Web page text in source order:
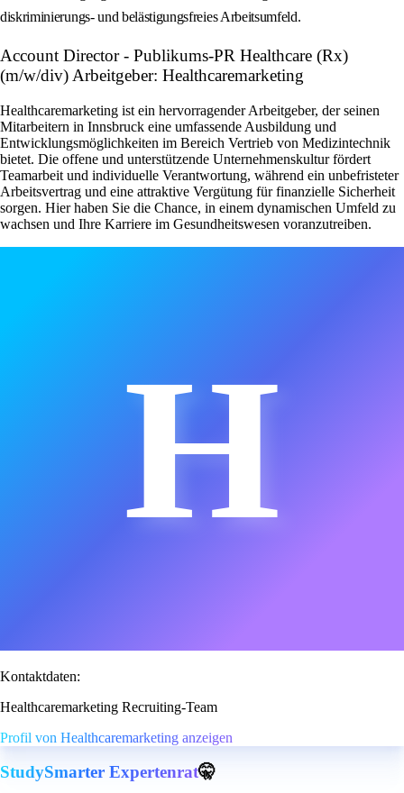
diskriminierungs- und belästigungsfreies Arbeitsumfeld.
Account Director - Publikums-PR Healthcare (Rx)
(m/w/div) Arbeitgeber: Healthcaremarketing
Healthcaremarketing ist ein hervorragender Arbeitgeber, der seinen
Mitarbeitern in Innsbruck eine umfassende Ausbildung und
Entwicklungsmöglichkeiten im Bereich Vertrieb von Medizintechnik
bietet. Die offene und unterstützende Unternehmenskultur fördert
Teamarbeit und individuelle Verantwortung, während ein unbefristeter
Arbeitsvertrag und eine attraktive Vergütung für finanzielle Sicherheit
sorgen. Hier haben Sie die Chance, in einem dynamischen Umfeld zu
wachsen und Ihre Karriere im Gesundheitswesen voranzutreiben.
H
Kontaktdaten:
Healthcaremarketing Recruiting-Team
Profil von Healthcaremarketing anzeigen
StudySmarter Expertenrat🤫